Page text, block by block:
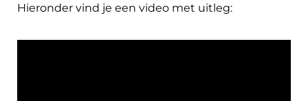
Hieronder vind je een video met uitleg: